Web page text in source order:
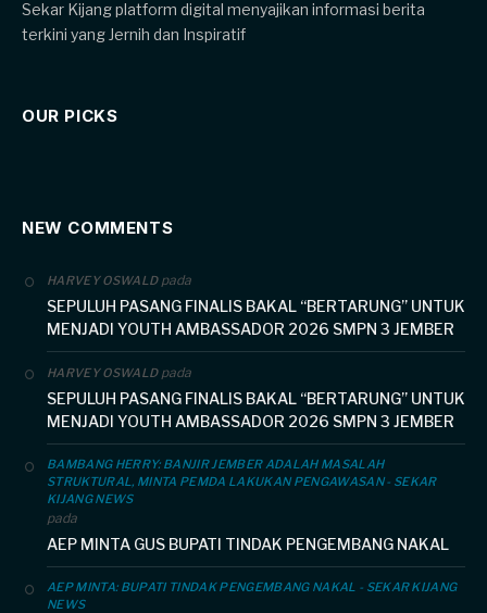
Sekar Kijang platform digital menyajikan informasi berita
terkini yang Jernih dan Inspiratif
OUR PICKS
NEW COMMENTS
HARVEY OSWALDpada
SEPULUH PASANG FINALIS BAKAL “BERTARUNG” UNTUK
MENJADI YOUTH AMBASSADOR 2026 SMPN 3 JEMBER
HARVEY OSWALDpada
SEPULUH PASANG FINALIS BAKAL “BERTARUNG” UNTUK
MENJADI YOUTH AMBASSADOR 2026 SMPN 3 JEMBER
BAMBANG HERRY: BANJIR JEMBER ADALAH MASALAH
STRUKTURAL, MINTA PEMDA LAKUKAN PENGAWASAN - SEKAR
KIJANG NEWS
pada
AEP MINTA GUS BUPATI TINDAK PENGEMBANG NAKAL
AEP MINTA: BUPATI TINDAK PENGEMBANG NAKAL - SEKAR KIJANG
NEWS